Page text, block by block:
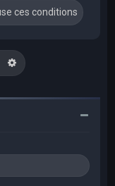
Recherche avancée